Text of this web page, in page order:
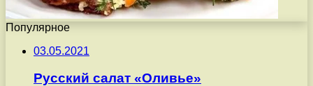
Популярное
03.05.2021
Русский салат «Оливье»